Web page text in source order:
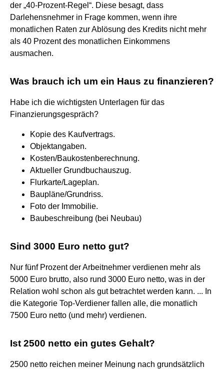
der „40-Prozent-Regel“. Diese besagt, dass
Darlehensnehmer in Frage kommen, wenn ihre
monatlichen Raten zur Ablösung des Kredits nicht mehr
als 40 Prozent des monatlichen Einkommens
ausmachen.
Was brauch ich um ein Haus zu finanzieren?
Habe ich die wichtigsten Unterlagen für das
Finanzierungsgespräch?
Kopie des Kaufvertrags.
Objektangaben.
Kosten/Baukostenberechnung.
Aktueller Grundbuchauszug.
Flurkarte/Lageplan.
Baupläne/Grundriss.
Foto der Immobilie.
Baubeschreibung (bei Neubau)
Sind 3000 Euro netto gut?
Nur fünf Prozent der Arbeitnehmer verdienen mehr als
5000 Euro brutto, also rund 3000 Euro netto, was in der
Relation wohl schon als gut betrachtet werden kann. ... In
die Kategorie Top-Verdiener fallen alle, die monatlich
7500 Euro netto (und mehr) verdienen.
Ist 2500 netto ein gutes Gehalt?
2500 netto reichen meiner Meinung nach grundsätzlich